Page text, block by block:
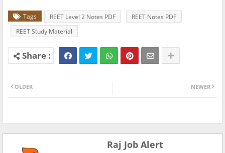
Tags REET Level 2 Notes PDF
REET Notes PDF
REET Study Material
NEWER
OLDER
Raj Job Alert